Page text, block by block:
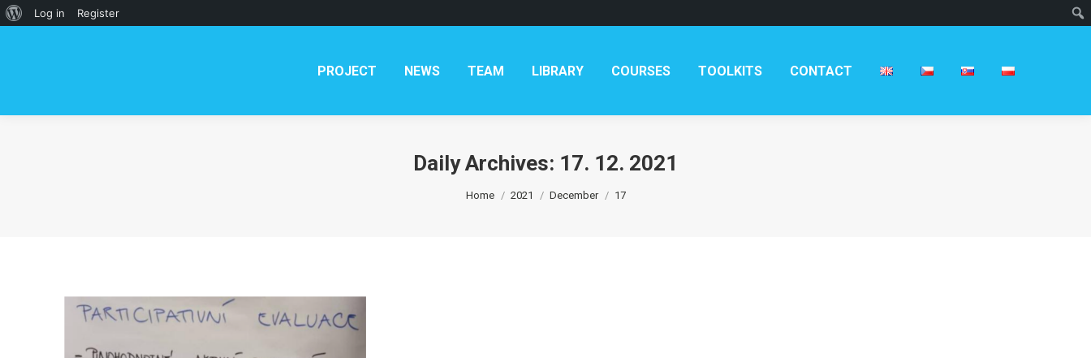
PROJECT NEWS TEAM LIBRARY COURSES TOOLKITS CONTACT
Daily Archives: 17. 12. 2021
Home 2021 December 17
About
Log in Register